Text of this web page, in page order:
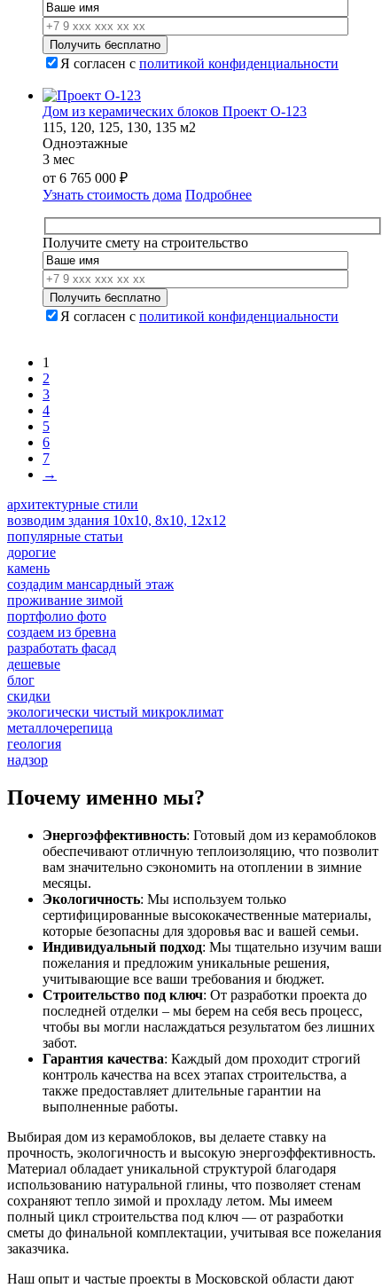
Я согласен с политикой конфиденциальности
Дом из керамических блоков Проект О-123
115, 120, 125, 130, 135 м2
Одноэтажные
3 мес
от 6 765 000 ₽
Узнать стоимость дома Подробнее
Получите смету на строительство
Я согласен с политикой конфиденциальности
1
2
3
4
5
6
7
→
архитектурные стили
возводим здания 10x10, 8x10, 12x12
популярные статьи
дорогие
камень
создадим мансардный этаж
проживание зимой
портфолио фото
создаем из бревна
разработать фасад
дешевые
блог
скидки
экологически чистый микроклимат
металлочерепица
геология
надзор
Почему именно мы?
Энергоэффективность: Готовый дом из керамоблоков
обеспечивают отличную теплоизоляцию, что позволит
вам значительно сэкономить на отоплении в зимние
месяцы.
Экологичность: Мы используем только
сертифицированные высококачественные материалы,
которые безопасны для здоровья вас и вашей семьи.
Индивидуальный подход: Мы тщательно изучим ваши
пожелания и предложим уникальные решения,
учитывающие все ваши требования и бюджет.
Строительство под ключ: От разработки проекта до
последней отделки – мы берем на себя весь процесс,
чтобы вы могли наслаждаться результатом без лишних
забот.
Гарантия качества: Каждый дом проходит строгий
контроль качества на всех этапах строительства, а
также предоставляет длительные гарантии на
выполненные работы.
Выбирая дом из керамоблоков, вы делаете ставку на
прочность, экологичность и высокую энергоэффективность.
Материал обладает уникальной структурой благодаря
использованию натуральной глины, что позволяет стенам
сохраняют тепло зимой и прохладу летом. Мы имеем
полный цикл строительства под ключ — от разработки
сметы до финальной комплектации, учитывая все пожелания
заказчика.
Наш опыт и частые проекты в Московской области дают